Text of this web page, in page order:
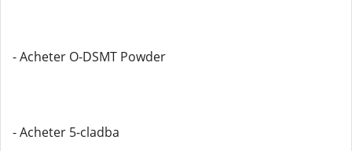
- Acheter O-DSMT Powder
- Acheter 5-cladba